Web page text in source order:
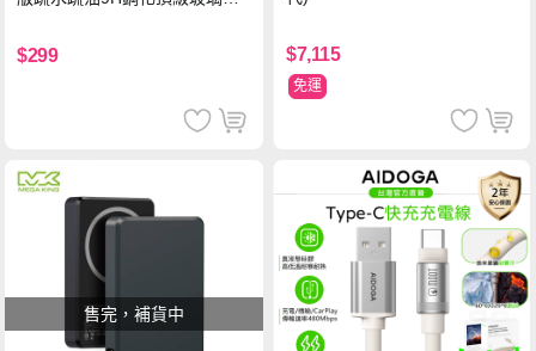
$299 $7,115
免運
售完，補貨中